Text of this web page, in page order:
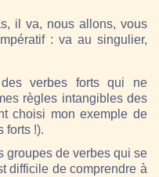
il va, nous allons, vous
: va au singulier,
verbes forts qui ne
règles intangibles des
choisi mon exemple de
forts !).
groupes de verbes qui se
difficile de comprendre à